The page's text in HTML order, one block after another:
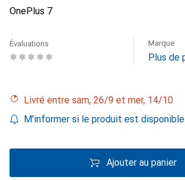
OnePlus 7
Évaluations Marque
Plus de
Livré entre sam, 26/9 et mer, 14/10
M'informer si le produit est
Ajouter au panier